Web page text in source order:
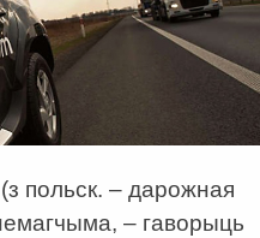
польск. – дарожная
– гаворыць